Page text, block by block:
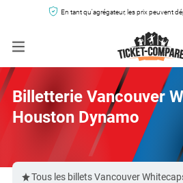
En tant qu'agrégateur, les prix peuvent
Billetterie Vancouver
Houston Dynamo
Tous les billets Vancouver